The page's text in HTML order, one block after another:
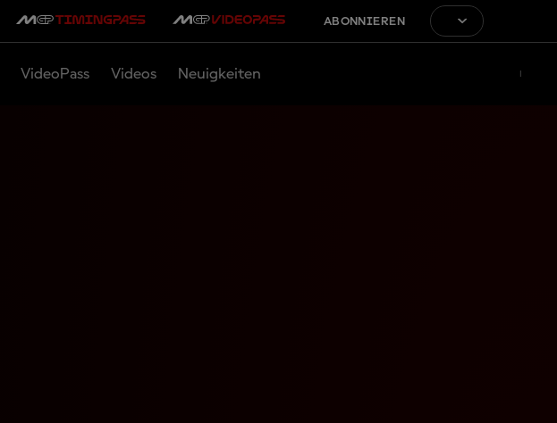
ABONNIEREN
VideoPass Videos Neuigkeiten